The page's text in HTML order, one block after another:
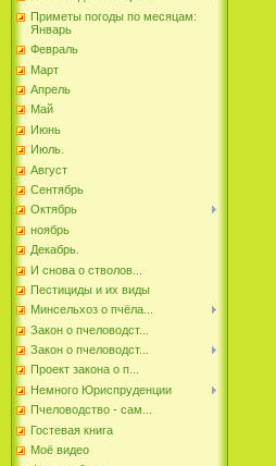
Приметы погоды по месяцам:
Январь
Февраль
Март
Апрель
Май
Июнь
Июль.
Август
Сентябрь
Октябрь
ноябрь
Декабрь.
И снова о стволов...
Пестициды и их виды
Минсельхоз о пчёла...
Закон о пчеловодст...
Закон о пчеловодст...
Проект закона о п...
Немного Юриспруденции
Пчеловодство - сам...
Гостевая книга
Моё видео